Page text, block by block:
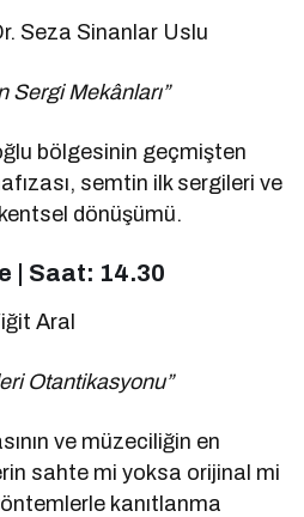
Seza Sinanlar Uslu
Sergi Mekânları”
bölgesinin geçmişten
semtin ilk sergileri ve
dönüşümü.
| Saat: 14.30
Aral
Otantikasyonu”
ve müzeciliğin en
sahte mi yoksa orijinal mi
kanıtlanma